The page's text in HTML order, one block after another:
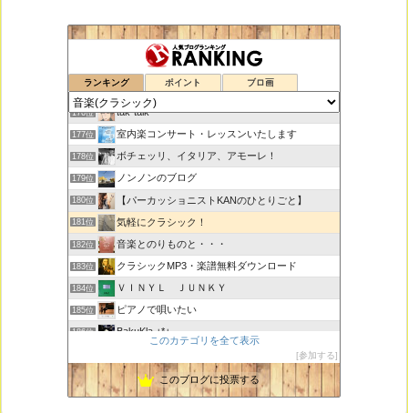
ランキング ポイント ブロ画
鑑賞空間・忘れられない作品
175位 思えば遠くへ来たもんだ
176位 tak-talk
177位 室内楽コンサート・レッスンいたします
178位 ボチェッリ、イタリア、アモーレ！
179位 ノンノンのブログ
180位 【パーカッショニストKANのひとりごと】
181位 気軽にクラシック！
182位 音楽とのりものと・・・
183位 クラシックMP3・楽譜無料ダウンロード
184位 ＶＩＮＹＬ ＪＵＮＫＹ
185位 ピアノで唄いたい
186位 BakuKla +*+
188位 ときどき書きます♪
このカテゴリを全て表示
参加する
このブログに投票する